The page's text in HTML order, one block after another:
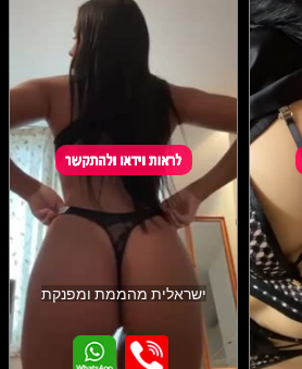
ישראלית מהממת ומפנקת